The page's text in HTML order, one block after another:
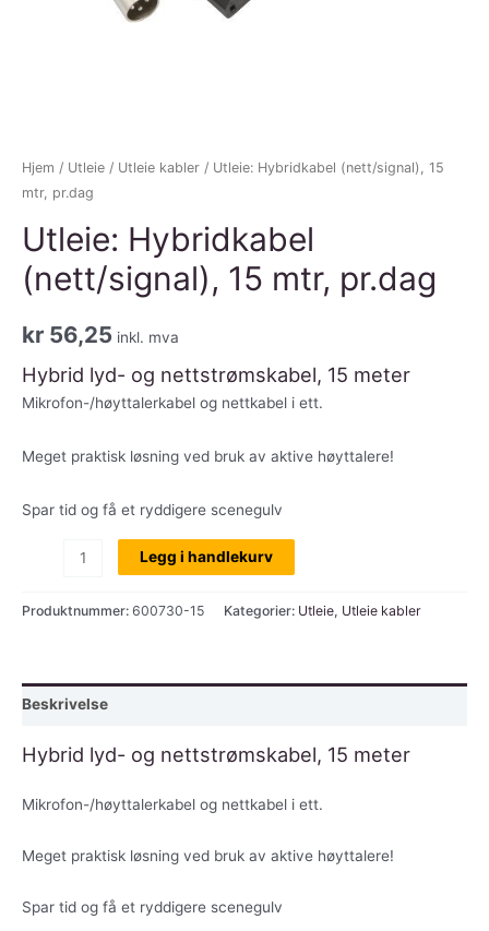
Hjem / Utleie / Utleie kabler / Utleie: Hybridkabel (nett/signal), 15
mtr, pr.dag
Utleie: Hybridkabel
(nett/signal), 15 mtr, pr.dag
kr 56,25 inkl. mva
Hybrid lyd- og nettstrømskabel, 15 meter
Mikrofon-/høyttalerkabel og nettkabel i ett.
Meget praktisk løsning ved bruk av aktive høyttalere!
Spar tid og få et ryddigere scenegulv
(nett/signal),
pr.dag
antall
Legg i handlekurv
Produktnummer: 600730-15 Kategorier: Utleie, Utleie kabler
Beskrivelse
Hybrid lyd- og nettstrømskabel, 15 meter
Mikrofon-/høyttalerkabel og nettkabel i ett.
Meget praktisk løsning ved bruk av aktive høyttalere!
Spar tid og få et ryddigere scenegulv